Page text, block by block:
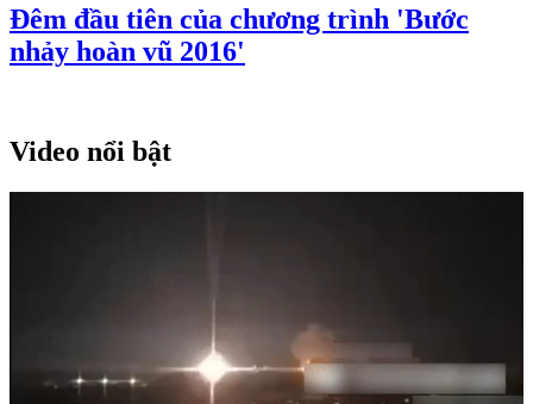
Đêm đầu tiên của chương trình 'Bước
nhảy hoàn vũ 2016'
Video nổi bật